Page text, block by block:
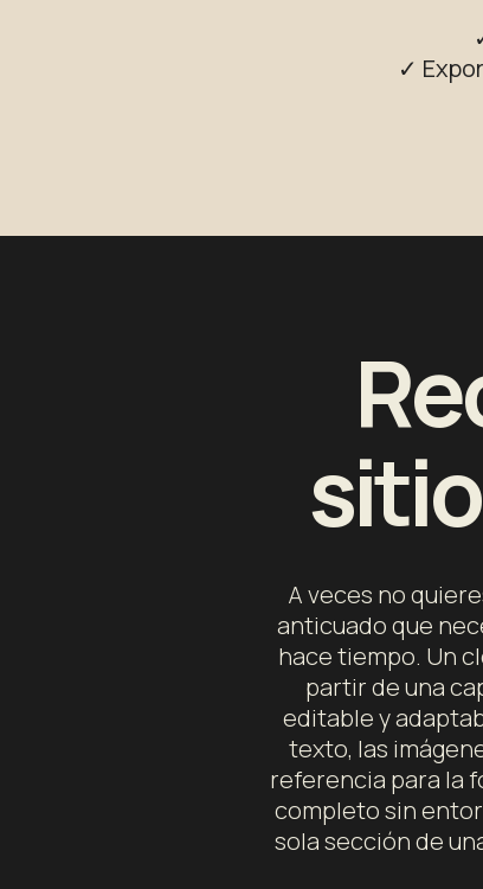
✓
A veces no
anticuado que
hace tiempo. Un
partir de una
editable y
texto, las
referencia para la
completo sin
sola sección de